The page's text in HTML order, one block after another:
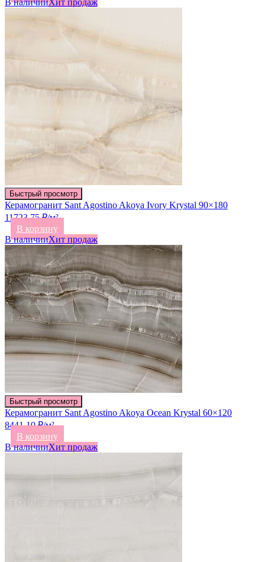
Быстрый просмотр
Керамогранит Sant Agostino Akoya Ivory Krystal 90×180
11723.75 ₽/м²
В корзину
В наличииХит продаж
Быстрый просмотр
Керамогранит Sant Agostino Akoya Ocean Krystal 60×120
8441.10 ₽/м²
В корзину
В наличииХит продаж